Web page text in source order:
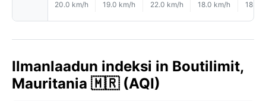
20.0 km/h 19.0 km/h 22.0 km/h 18.0 km/h 18.0
Ilmanlaadun indeksi in Boutilimit,
Mauritania 🇲🇷 (AQI)